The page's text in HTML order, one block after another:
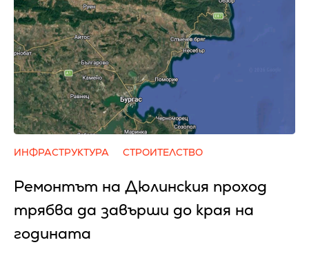
ИНФРАСТРУКТУРА СТРОИТЕЛСТВО
Ремонтът на Дюлинския проход
трябва да завърши до края на
годината